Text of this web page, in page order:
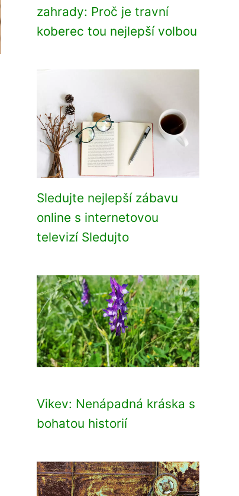
zahrady: Proč je travní
koberec tou nejlepší volbou
Sledujte nejlepší zábavu
online s internetovou
televizí Sledujto
Vikev: Nenápadná kráska s
bohatou historií